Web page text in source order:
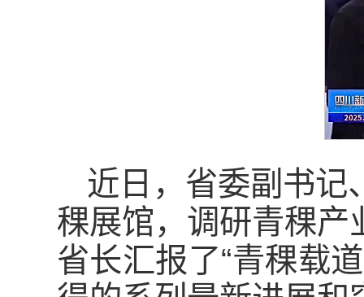
近日，省委副书记
稞展馆，调研青稞产
省长汇报了“青稞载